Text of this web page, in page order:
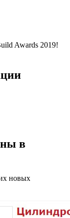
Awards 2019!
в
новых